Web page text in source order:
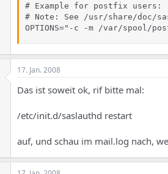
# Example for postfix
# Note: See /usr/share/doc/
OPTIONS="-c -m /var/spool/
17. Jan. 2008
Das ist soweit ok, rif bitte mal:
/etc/init.d/saslauthd restart
auf, und schau im mail.log nach,